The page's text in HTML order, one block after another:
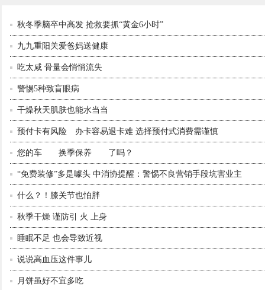
秋冬季脑卒中高发 抢救要抓“黄金6小时”
九九重阳关爱爸妈送健康
吃太咸 骨量会悄悄流失
警惕5种致盲眼病
干燥秋天肌肤也能水当当
预付卡有风险 办卡容易退卡难 选择预付式消费需谨慎
您的车 换季保养 了吗？
“免费装修”多是噱头 中消协提醒：警惕不良营销手段坑害业主
什么？！膝关节也怕胖
秋季干燥 谨防引 火 上身
睡眠不足 也会导致近视
说说高血压这件事儿
月饼虽好不宜多吃